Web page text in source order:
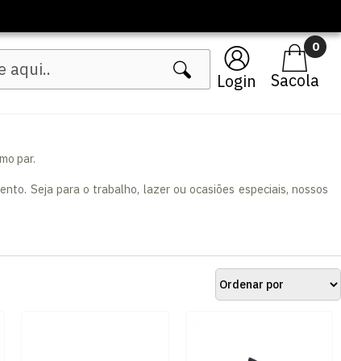
Login
0
par.
Seja para o trabalho, lazer ou ocasiões especiais, nossos